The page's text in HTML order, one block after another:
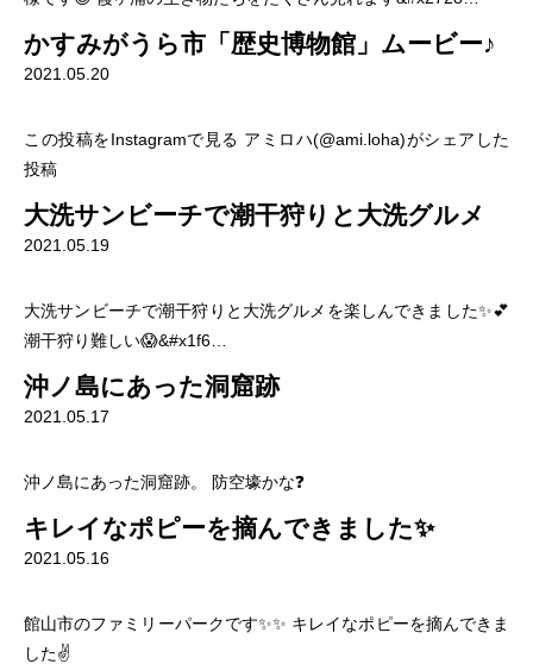
かすみがうら市「歴史博物館」ムービー♪
2021.05.20
この投稿をInstagramで見る アミロハ(@ami.loha)がシェアした
投稿
大洗サンビーチで潮干狩りと大洗グルメ
2021.05.19
大洗サンビーチで潮干狩りと大洗グルメを楽しんできました✨💕
潮干狩り難しい😱&#x1f6…
沖ノ島にあった洞窟跡
2021.05.17
沖ノ島にあった洞窟跡。 防空壕かな❓
キレイなポピーを摘んできました✨
2021.05.16
館山市のファミリーパークです✨✨ キレイなポピーを摘んできま
した✌️